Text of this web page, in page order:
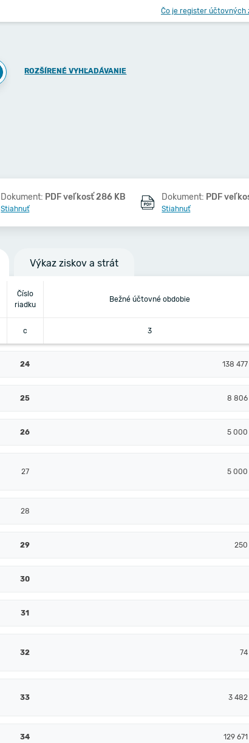
Čo je register účtovných
ROZŠÍRENÉ VYHĽADÁVANIE
Dokument: PDF veľkosť 286 KB
Stiahnuť
Dokument: PDF
Stiahnuť
Výkaz ziskov a strát
Číslo
riadku
Bežné účtovné obdobie
c 3
24 138 477
25 8 806
26 5 000
27 5 000
28
29 250
30
31
32 74
33 3 482
34 129 671